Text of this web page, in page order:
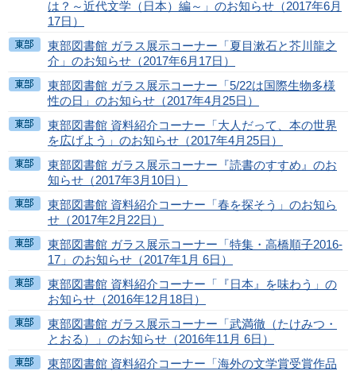
は？～近代文学（日本）編～」のお知らせ（2017年6月
17日）
東部図書館 ガラス展示コーナー「夏目漱石と芥川龍之
介」のお知らせ（2017年6月17日）
東部図書館 ガラス展示コーナー「5/22は国際生物多様
性の日」のお知らせ（2017年4月25日）
東部図書館 資料紹介コーナー「大人だって、本の世界
を広げよう」のお知らせ（2017年4月25日）
東部図書館 ガラス展示コーナー『読書のすすめ』のお
知らせ（2017年3月10日）
東部図書館 資料紹介コーナー「春を探そう」のお知ら
せ（2017年2月22日）
東部図書館 ガラス展示コーナー「特集・高橋順子2016-
17」のお知らせ（2017年1月 6日）
東部図書館 資料紹介コーナー「『日本』を味わう」の
お知らせ（2016年12月18日）
東部図書館 ガラス展示コーナー「武満徹（たけみつ・
とおる）」のお知らせ（2016年11月 6日）
東部図書館 資料紹介コーナー「海外の文学賞受賞作品